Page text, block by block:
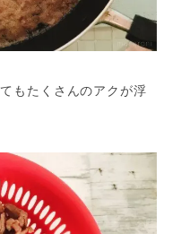
もたくさんのアクが浮